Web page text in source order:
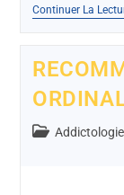
Continuer La
Addictologie